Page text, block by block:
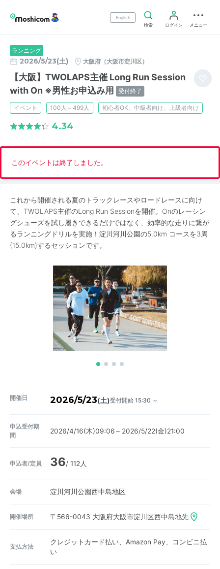
English
検索
ログイン メニュー
ランニング
2026/5/23(土) 大阪府（大阪市淀川区）
【大阪】TWOLAPS主催 Long Run Session
with On ※男性お申込み用
受付終了
イベント 100人～499人 初心者OK、中級者向け、上級者向け
4.34
このイベントは終了しました。
これから開催される夏のトラックレースやロードレースに向け
て、TWOLAPS主催のLong Run Sessionを開催。Onのレーシン
グシューズを試し履きできるだけではなく、効率的な走りに繋が
るランニングドリルを実施！淀川河川公園の5.0km コースを3周
(15.0km)するセッションです。
開催日 2026/5/23(土)受付開始 15:30 ～
申込受付期
間
2026/4/16(木)09:06～2026/5/22(金)21:00
申込者/定員 36/ 112人
会場 淀川河川公園西中島地区
開催場所 〒566-0043 大阪府大阪市淀川区西中島地先
支払方法
クレジットカード払い、Amazon Pay、コンビニ払
い